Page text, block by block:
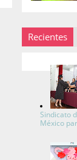
Recientes
Sindicato
México